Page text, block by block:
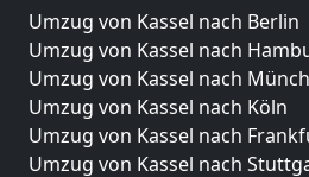
Umzug von Kassel nach Berlin
Umzug von Kassel nach
Umzug von Kassel nach
Umzug von Kassel nach Köln
Umzug von Kassel nach
Umzug von Kassel nach